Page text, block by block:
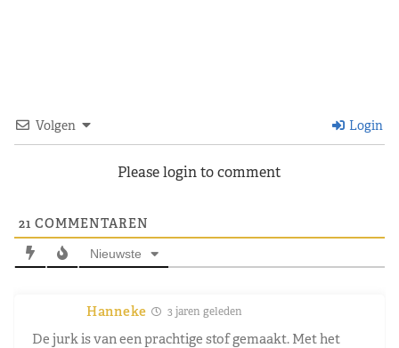
Volgen Login
Please login to comment
21 COMMENTAREN
Nieuwste
Hanneke 3 jaren geleden
De jurk is van een prachtige stof gemaakt. Met het